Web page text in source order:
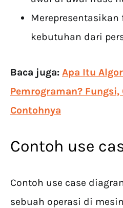
kebutuhan dari
Baca juga: Apa Itu
Pemrograman?
Contohnya
Contoh use
Contoh use case
sebuah operasi di